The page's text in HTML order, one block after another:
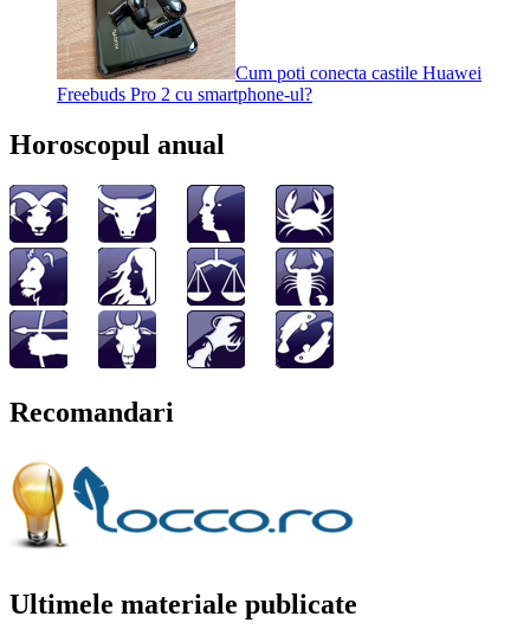
Cum poti conecta castile Huawei
Freebuds Pro 2 cu smartphone-ul?
Horoscopul anual
Recomandari
Ultimele materiale publicate